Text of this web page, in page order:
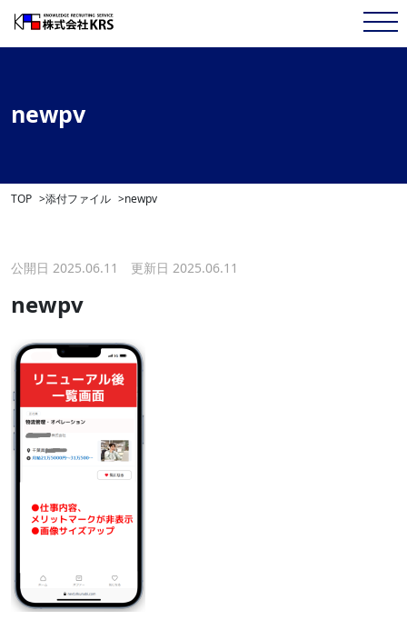
newpv
TOP 添付ファイル newpv
公開日 2025.06.11 更新日 2025.06.11
newpv